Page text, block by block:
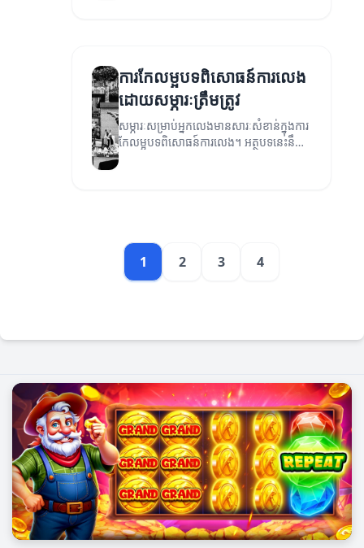
ការកែលម្អបទពិសោធន៍ការលេង
ដោយសម្ភារៈត្រឹមត្រូវ
សម្ភារៈសម្រាប់អ្នកលេងមានសារៈសំខាន់ក្នុងការ
កែលម្អបទពិសោធន៍ការលេង។ អត្ថបទនេះនឹង
1 2 3 4